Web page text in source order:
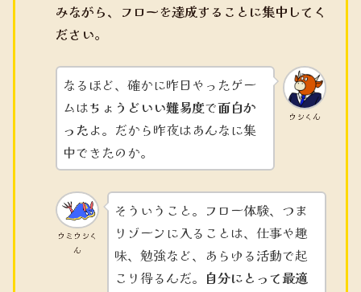
みながら、フローを達成することに集中してく
ださい。
ウシくん
なるほど、確かに昨日やったゲー
ムはちょうどいい難易度で面白か
ったよ。だから昨夜はあんなに集
中できたのか。
ウミウシく
ん
そういうこと。フロー体験、つま
りゾーンに入ることは、仕事や趣
味、勉強など、あらゆる活動で起
こり得るんだ。 自分にとって最適